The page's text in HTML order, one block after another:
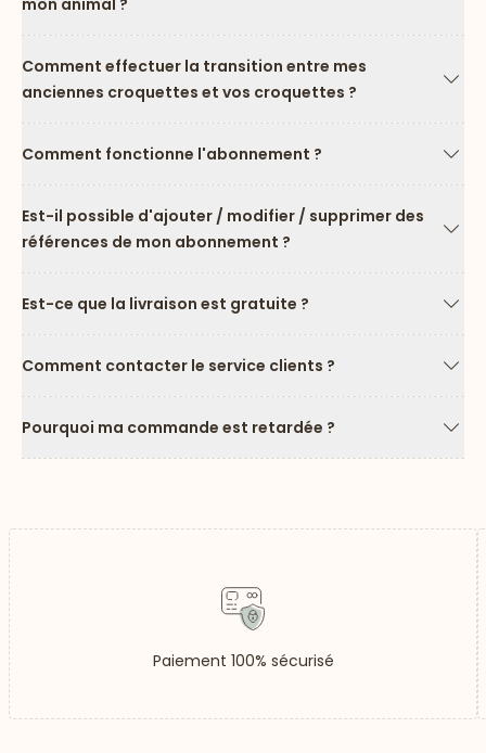
mon animal ?
Comment effectuer la transition entre mes
anciennes croquettes et vos croquettes ?
Comment fonctionne l'abonnement ?
Est-il possible d'ajouter / modifier / supprimer des
références de mon abonnement ?
Est-ce que la livraison est gratuite ?
Comment contacter le service clients ?
Pourquoi ma commande est retardée ?
Paiement 100% sécurisé